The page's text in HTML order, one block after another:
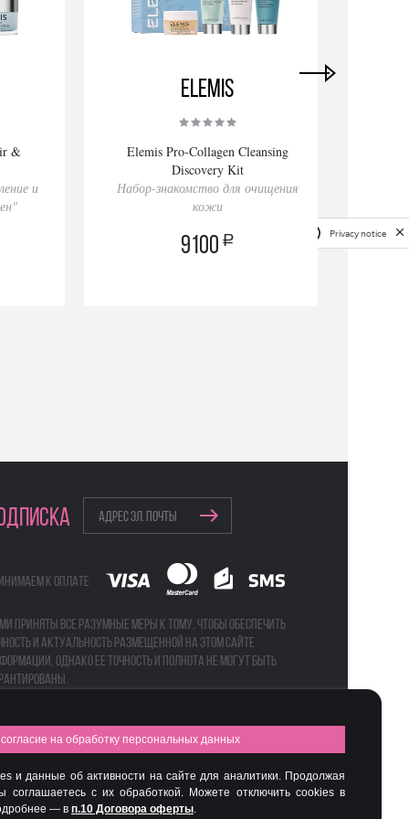
&
и
Elemis
Elemis Pro-Collagen Cleansing
Discovery Kit
Набор-знакомство для очищения
кожи
9100 a
к оплате
приняты все разумные меры к тому, чтобы обеспечить
и актуальность размещенной на этом сайте
однако ее точность и полнота не могут быть
Бьюти-боксы
на обработку персональных данных
и данные об активности на сайте для аналитики. Продолжая
соглашаетесь с их обработкой. Можете отключить cookies в
— в п.10 Договора оферты.
Privacy notice